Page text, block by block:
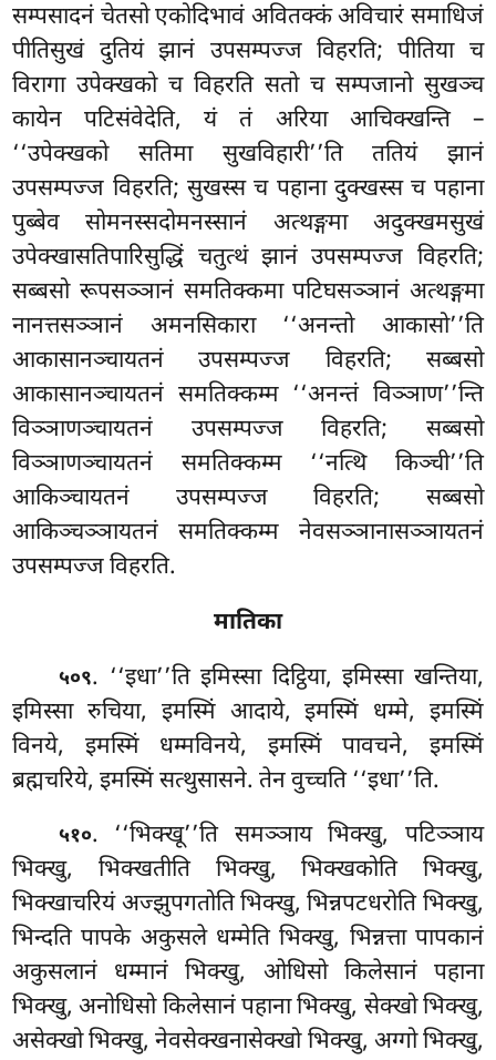
सम्पसादनं चेतसो एकोदिभावं अवितक्कं अविचारं समाधिजं
पीतिसुखं दुतियं झानं उपसम्पज्ज विहरति; पीतिया च
विरागा उपेक्खको च विहरति सतो च सम्पजानो सुखञ्च
कायेन पटिसंवेदेति, यं तं अरिया आचिक्खन्ति –
‘‘उपेक्खको सतिमा सुखविहारी’’ति ततियं झानं
उपसम्पज्ज विहरति; सुखस्स च पहाना दुक्खस्स च पहाना
पुब्बेव सोमनस्सदोमनस्सानं अत्थङ्गमा अदुक्खमसुखं
उपेक्खासतिपारिसुद्धिं चतुत्थं झानं उपसम्पज्ज विहरति;
सब्बसो रूपसञ्ञानं समतिक्कमा पटिघसञ्ञानं अत्थङ्गमा
नानत्तसञ्ञानं अमनसिकारा ‘‘अनन्तो आकासो’’ति
आकासानञ्चायतनं उपसम्पज्ज विहरति; सब्बसो
आकासानञ्चायतनं समतिक्कम्म ‘‘अनन्तं विञ्ञाण’’न्ति
विञ्ञाणञ्चायतनं उपसम्पज्ज विहरति; सब्बसो
विञ्ञाणञ्चायतनं समतिक्कम्म ‘‘नत्थि किञ्ची’’ति
आकिञ्चायतनं उपसम्पज्ज विहरति; सब्बसो
आकिञ्चञ्ञायतनं समतिक्कम्म नेवसञ्ञानासञ्ञायतनं
उपसम्पज्ज विहरति.
मातिका
५०९. ‘‘इधा’’ति इमिस्सा दिट्ठिया, इमिस्सा खन्तिया,
इमिस्सा रुचिया, इमस्मिं आदाये, इमस्मिं धम्मे, इमस्मिं
विनये, इमस्मिं धम्मविनये, इमस्मिं पावचने, इमस्मिं
ब्रह्मचरिये, इमस्मिं सत्थुसासने. तेन वुच्चति ‘‘इधा’’ति.
५१०. ‘‘भिक्खू’’ति समञ्ञाय भिक्खु, पटिञ्ञाय
भिक्खु, भिक्खतीति भिक्खु, भिक्खकोति भिक्खु,
भिक्खाचरियं अज्झुपगतोति भिक्खु, भिन्नपटधरोति भिक्खु,
भिन्दति पापके अकुसले धम्मेति भिक्खु, भिन्नत्ता पापकानं
अकुसलानं धम्मानं भिक्खु, ओधिसो किलेसानं पहाना
भिक्खु, अनोधिसो किलेसानं पहाना भिक्खु, सेक्खो भिक्खु,
असेक्खो भिक्खु, नेवसेक्खनासेक्खोभिक्खु, अग्गो भिक्खु,